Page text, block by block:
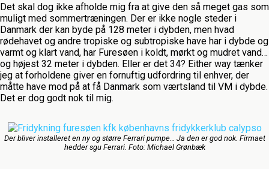
Det skal dog ikke afholde mig fra at give den så meget gas som
muligt med sommertræningen. Der er ikke nogle steder i
Danmark der kan byde på 128 meter i dybden, men hvad
rødehavet og andre tropiske og subtropiske have har i dybde og
varmt og klart vand, har Furesøen i koldt, mørkt og mudret vand…
og højest 32 meter i dybden. Eller er det 34? Either way tænker
jeg at forholdene giver en fornuftig udfordring til enhver, der
måtte have mod på at få Danmark som værtsland til VM i dybde.
Det er dog godt nok til mig.
Der bliver installeret en ny og større Ferrari pumpe… Ja den er god nok. Firmaet
hedder sgu Ferrari. Foto: Michael Grønbæk